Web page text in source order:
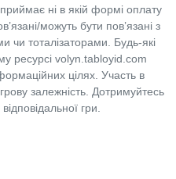
ні в якій формі оплату
можуть бути пов’язані з
чи тоталізаторами. Будь-які
ресурсі volyn.tabloyid.com
цілях. Участь в
залежність. Дотримуйтесь
гри.